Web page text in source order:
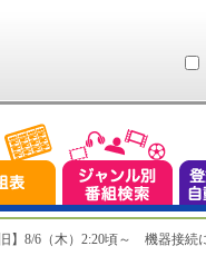
】8/6（木）2:20頃～ 機器接続